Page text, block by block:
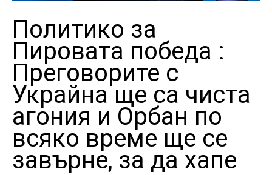
Политико за
Пировата победа :
Преговорите с
Украйна ще са чиста
агония и Орбан по
всяко време ще се
завърне, за да хапе